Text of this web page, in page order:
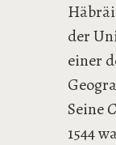
der
einer
Seine
1544